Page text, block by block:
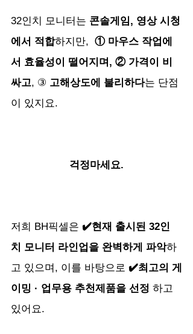
32인치 모니터는 콘솔게임, 영상 시청
에서 적합하지만, ① 마우스 작업에
서 효율성이 떨어지며 , ② 가격이 비
싸고, ③ 고해상도에 불리하다는 단점
이 있지요.
걱정마세요.
저희 BH픽셀은 ✔️현재 출시된 32인
치 모니터 라인업을 완벽하게 파악하
고 있으며, 이를 바탕으로 ✔️최고의 게
이밍 · 업무용 추천제품을 선정 하고
있어요.